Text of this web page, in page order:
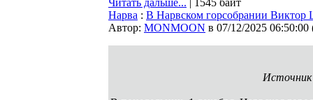
Читать дальше... | 1545 байт
Нарва : В Нарвском горсобрании
Автор: MONMOON в 07/12/2025 06:50:00